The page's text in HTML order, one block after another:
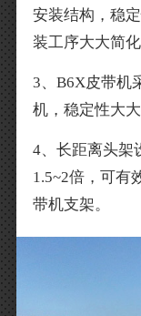
安装结构，稳
装工序大大简化
3、B6X皮带机
机，稳定性大
4、长距离头架
1.5~2倍，可有
带机支架。